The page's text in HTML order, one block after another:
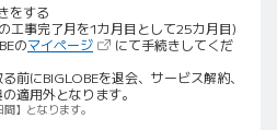
をする
工事完了月を1カ月目として25カ月目)
のマイページ（新しいタブで開きます）
にて手続きしてくだ
前にBIGLOBEを退会、サービス解約、
適用外となります。
】となります。